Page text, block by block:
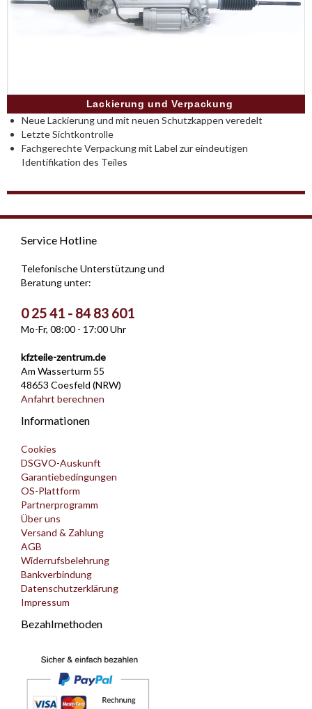
Lackierung und Verpackung
Neue Lackierung und mit neuen Schutzkappen veredelt
Letzte Sichtkontrolle
Fachgerechte Verpackung mit Label zur eindeutigen
Identifikation des Teiles
Service Hotline
Telefonische Unterstützung und
Beratung unter:
0 25 41 - 84 83 601
Mo-Fr, 08:00 - 17:00 Uhr
kfzteile-zentrum.de
Am Wasserturm 55
48653 Coesfeld (NRW)
Anfahrt berechnen
Informationen
Cookies
DSGVO-Auskunft
Garantiebedingungen
OS-Plattform
Partnerprogramm
Über uns
Versand & Zahlung
AGB
Widerrufsbelehrung
Bankverbindung
Datenschutzerklärung
Impressum
Bezahlmethoden